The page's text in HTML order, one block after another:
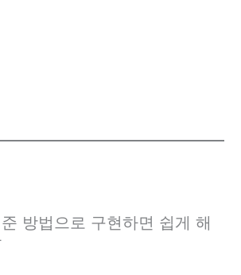
방법으로 구현하면 쉽게 해